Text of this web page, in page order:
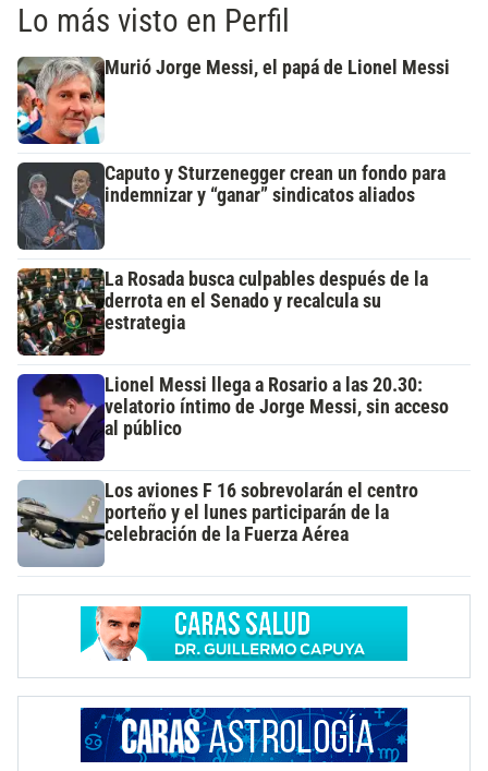
Lo más visto en Perfil
Murió Jorge Messi, el papá de Lionel Messi
Caputo y Sturzenegger crean un fondo para
indemnizar y “ganar” sindicatos aliados
La Rosada busca culpables después de la
derrota en el Senado y recalcula su
estrategia
Lionel Messi llega a Rosario a las 20.30:
velatorio íntimo de Jorge Messi, sin acceso
al público
Los aviones F 16 sobrevolarán el centro
porteño y el lunes participarán de la
celebración de la Fuerza Aérea